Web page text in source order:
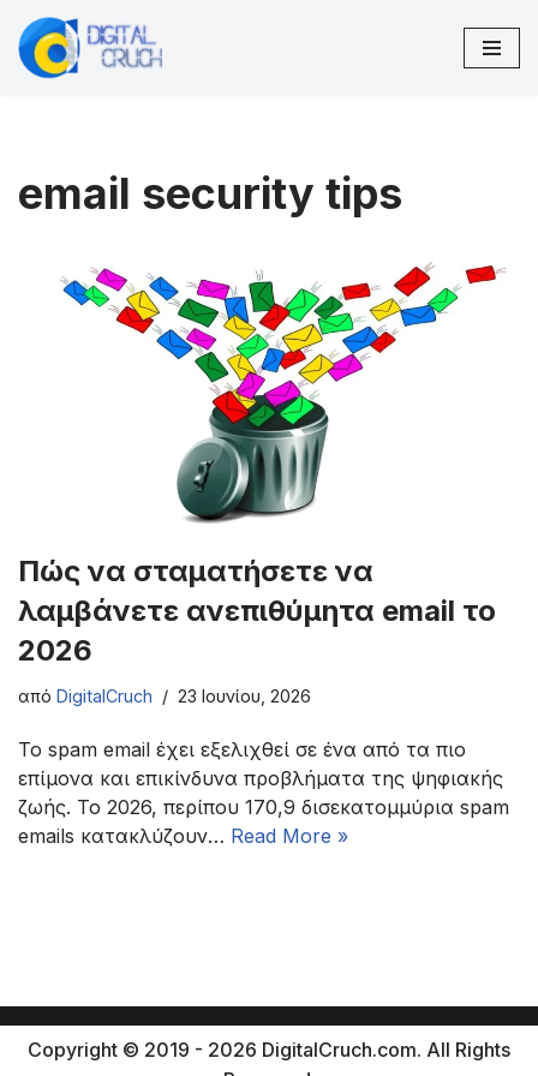
Μεταπηδήστε
email security tips
Πώς να σταματήσετε να
λαμβάνετε ανεπιθύμητα email το
2026
από DigitalCruch 23 Ιουνίου, 2026
Το spam email έχει εξελιχθεί σε ένα από τα πιο
επίμονα και επικίνδυνα προβλήματα της ψηφιακής
ζωής. Το 2026, περίπου 170,9 δισεκατομμύρια spam
emails κατακλύζουν… Read More »
Copyright © 2019 - 2026 DigitalCruch.com. All Rights